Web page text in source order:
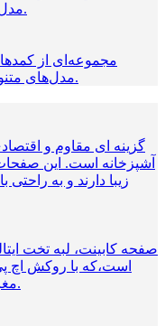
مدل‌های متنوع با طراحی مدرن.
مجموعه‌ای از
مدل‌های متنوع، مناسب فضاهای مختلف.
آشپزخانه است. این
زیبا دارند و به
صفحه کابینت، لبه تخت
است،که با روکش اچ
مغزی نئوپان سبز، ضد آب دارد.